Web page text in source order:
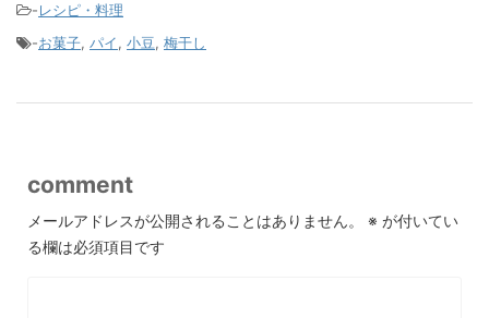
-レシピ・料理
-お菓子, パイ, 小豆, 梅干し
comment
メールアドレスが公開されることはありません。 ※ が付いてい
る欄は必須項目です